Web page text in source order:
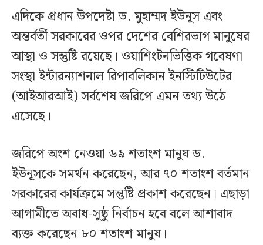
এদিকে প্রধান উপদেষ্টা ড. মুহাম্মদ ইউনূস এবং
অন্তর্বর্তী সরকারের ওপর দেশের বেশিরভাগ মানুষের
আস্থা ও সন্তুষ্টি রয়েছে। ওয়াশিংটনভিত্তিক গবেষণা
সংস্থা ইন্টারন্যাশনাল রিপাবলিকান ইনস্টিটিউটের
(আইআরআই) সর্বশেষ জরিপে এমন তথ্য উঠে
এসেছে।
জরিপে অংশ নেওয়া ৬৯ শতাংশ মানুষ ড.
ইউনূসকে সমর্থন করেছেন, আর ৭০ শতাংশ বর্তমান
সরকারের কার্যক্রমে সন্তুষ্টি প্রকাশ করেছেন। এছাড়া
আগামীতে অবাধ-সুষ্ঠু নির্বাচন হবে বলে আশাবাদ
ব্যক্ত করেছেন ৮০ শতাংশ মানুষ।